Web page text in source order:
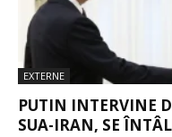
EXTERNE
PUTIN INTERVINE
SUA-IRAN, SE